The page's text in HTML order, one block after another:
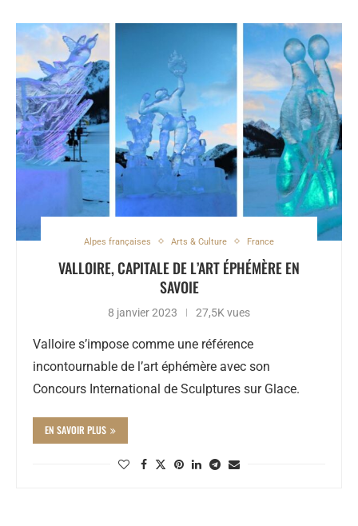
Alpes françaises Arts & Culture France
VALLOIRE, CAPITALE DE L’ART ÉPHÉMÈRE EN
SAVOIE
8 janvier 2023 27,5K vues
Valloire s’impose comme une référence
incontournable de l’art éphémère avec son
Concours International de Sculptures sur Glace.
EN SAVOIR PLUS